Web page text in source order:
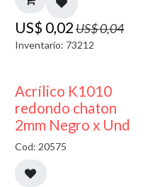
US$ 0,02US$0,04
Inventario: 73212
50% DESCUENTO
Acrílico K1010
redondo chaton
2mm Negro x Und
Cod: 20575